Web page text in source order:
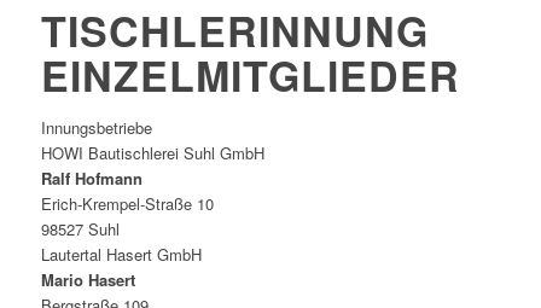
TISCHLERINNUNG
EINZELMITGLIEDER
Innungsbetriebe
HOWI Bautischlerei Suhl GmbH
Ralf Hofmann
Erich-Krempel-Straße 10
98527 Suhl
Lautertal Hasert GmbH
Mario Hasert